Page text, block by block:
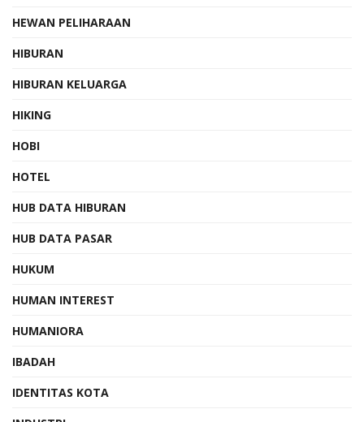
HEWAN PELIHARAAN
HIBURAN
HIBURAN KELUARGA
HIKING
HOBI
HOTEL
HUB DATA HIBURAN
HUB DATA PASAR
HUKUM
HUMAN INTEREST
HUMANIORA
IBADAH
IDENTITAS KOTA